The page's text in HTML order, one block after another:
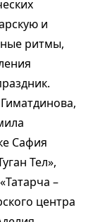
и
ритмы,
Сафия
Тел»,
–
центра